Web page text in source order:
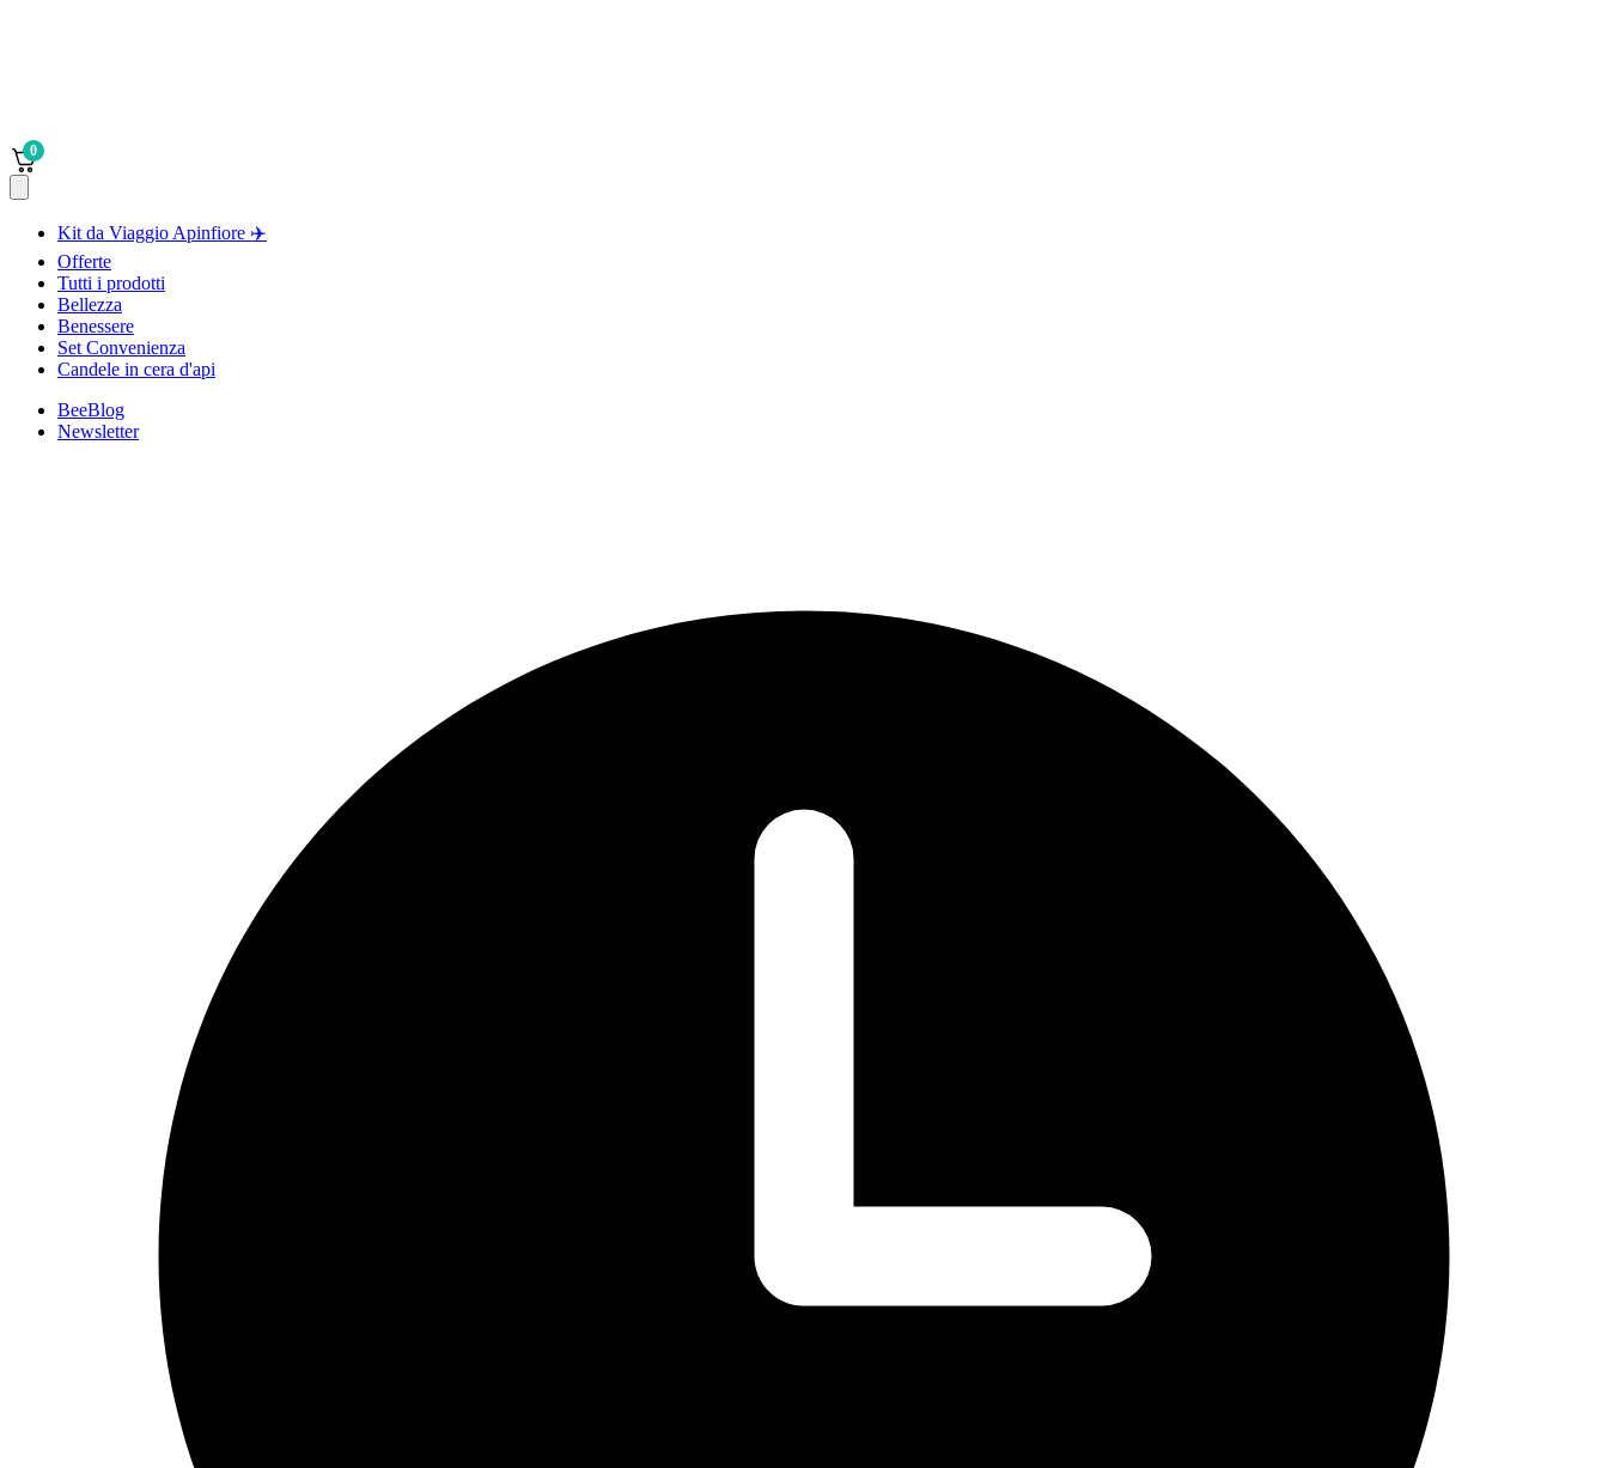
0
Kit da Viaggio Apinfiore ✈️
Offerte
Tutti i prodotti
Bellezza
Benessere
Set Convenienza
Candele in cera d'api
BeeBlog
Newsletter